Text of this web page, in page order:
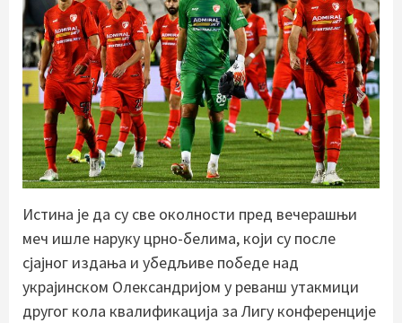
Истина је да су све околности пред вечерашњи
меч ишле наруку црно-белима, који су после
сјајног издања и убедљиве победе над
украјинском Олександријом у реванш утакмици
другог кола квалификација за Лигу конференције